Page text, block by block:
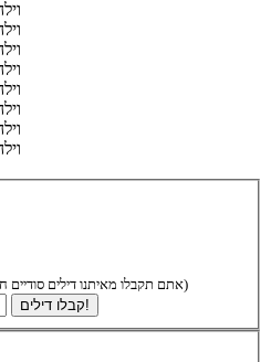
אתם תקבלו מאיתנו דילים סודיים חמים עד(לזמן מוגבל בלבד)
קבלו דילים!